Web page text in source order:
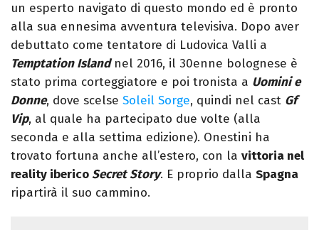
un esperto navigato di questo mondo ed è pronto
alla sua ennesima avventura televisiva. Dopo aver
debuttato come tentatore di Ludovica Valli a
Temptation Islandnel 2016, il 30enne bolognese è
stato prima corteggiatore e poi tronista a Uomini e
Donne, dove scelse Soleil Sorge, quindi nel cast Gf
Vip, al quale ha partecipato due volte (alla
seconda e alla settima edizione). Onestini ha
trovato fortuna anche all’estero, con la vittoria nel
reality ibericoSecretStory. E proprio dalla Spagna
ripartirà il suo cammino.